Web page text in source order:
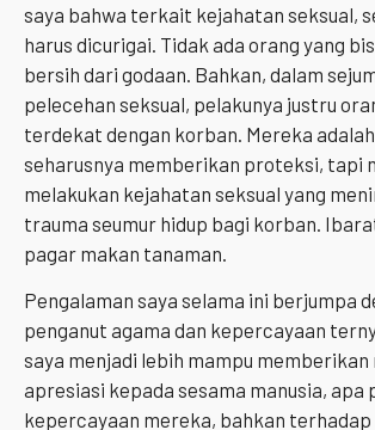
saya bahwa terkait kejahatan seksual,
harus dicurigai. Tidak ada orang yang
bersih dari godaan. Bahkan, dalam
pelecehan seksual, pelakunya justru
terdekat dengan korban. Mereka
seharusnya memberikan proteksi, tapi
melakukan kejahatan seksual yang
trauma seumur hidup bagi korban.
pagar makan tanaman.
Pengalaman saya selama ini berjumpa
penganut agama dan kepercayaan
saya menjadi lebih mampu memberikan
apresiasi kepada sesama manusia, apa
kepercayaan mereka, bahkan terhadap